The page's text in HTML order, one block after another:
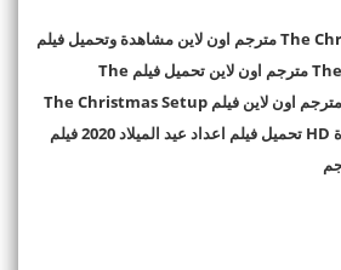
فيلم The Christmas Setup 2020 مترجم اون لاين مشاهدة وتحميل فيلم
The Christmas Setup 2020 مترجم اون لاين تحميل فيلم The
Christmas Setup 2020 مترجم اون لاين فيلم The Christmas Setup
2020 مترجم اون لاين بجودة HD تحميل فيلم اعداد عيد الميلاد 2020 فيلم